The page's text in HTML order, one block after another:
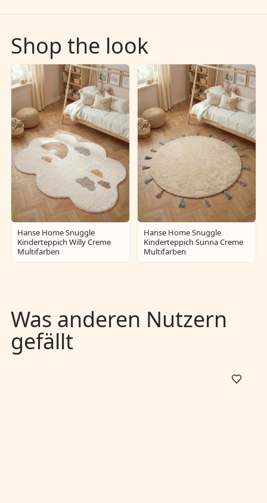
Shop the look
Hanse Home Snuggle
Kinderteppich Willy Creme
Multifarben
Hanse Home Snuggle
Kinderteppich Sunna Creme
Multifarben
Was anderen Nutzern
gefällt